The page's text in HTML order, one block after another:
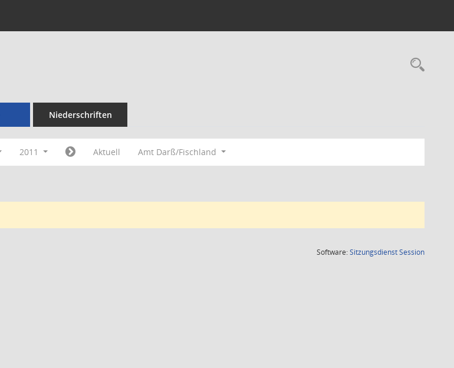
Niederschriften
2011 Aktuell Amt Darß/Fischland
Software:SitzungsdienstSession(Wird in